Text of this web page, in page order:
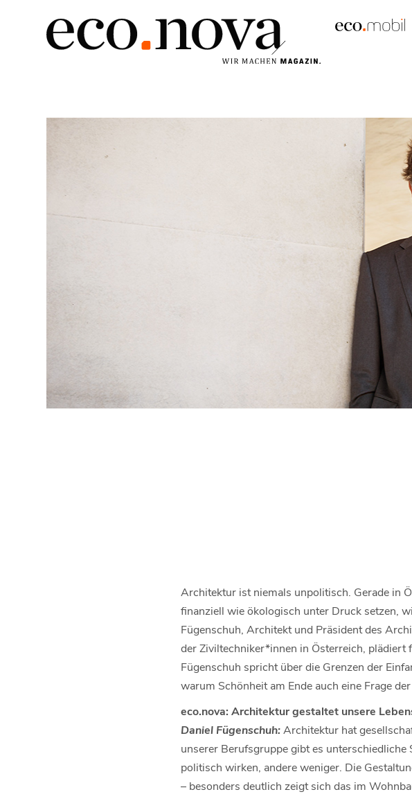
Architektur ist niemals unpolitisch. Gerade in
finanziell wie ökologisch unter Druck setzen,
Fügenschuh, Architekt und Präsident des
der Ziviltechniker*innen in Österreich, plädiert
Fügenschuh spricht über die Grenzen der
warum Schönheit am Ende auch eine Frage
eco.nova: Architektur gestaltet unsere
Daniel Fügenschuh:Architektur hat
unserer Berufsgruppe gibt es
politisch wirken, andere weniger. Die
– besonders deutlich zeigt sich das im